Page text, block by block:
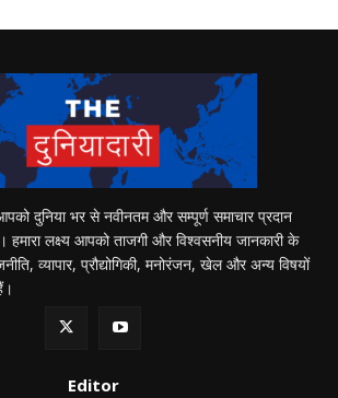
दुनिया भर से नवीनतम और सम्पूर्ण समाचार प्रदान
लक्ष्य आपको ताजगी और विश्वसनीय जानकारी के
व्यापार, प्रौद्योगिकी, मनोरंजन, खेल और अन्य विषयों
Editor